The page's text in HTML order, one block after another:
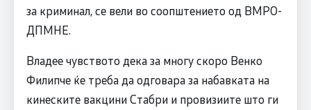
за криминал, се вели во соопштението од ВМРО-
ДПМНЕ.
Владее чувството дека за многу скоро Венко
Филипче ќе треба да одговара за набавката на
кинеските вакцини Стабри и провизиите што ги